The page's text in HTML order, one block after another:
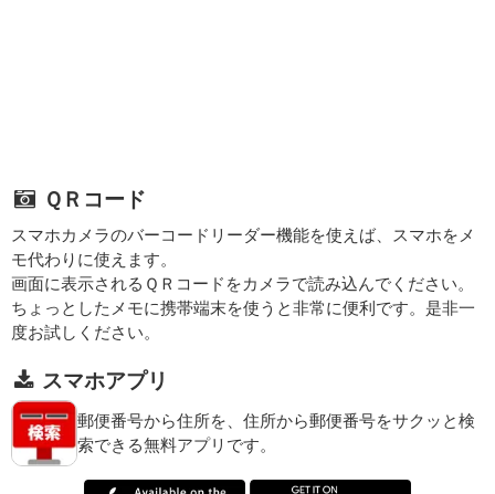
ＱＲコード
スマホカメラのバーコードリーダー機能を使えば、スマホをメ
モ代わりに使えます。
画面に表示されるＱＲコードをカメラで読み込んでください。
ちょっとしたメモに携帯端末を使うと非常に便利です。是非一
度お試しください。
スマホアプリ
郵便番号から住所を、住所から郵便番号をサクッと検
索できる無料アプリです。